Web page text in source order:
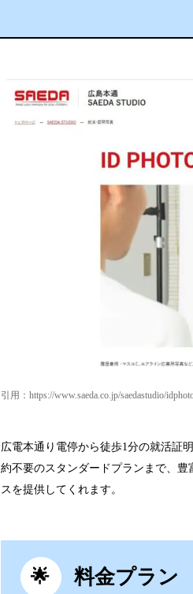
引用：https://www.saeda.co.jp/saedastudio/
広電本通り電停から徒歩1分の就活証
約不要のスタンダードプランまで、
スを提供してくれます。
料金プラン